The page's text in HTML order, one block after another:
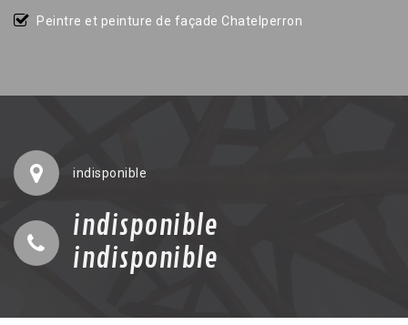
Peintre et peinture de façade Chatelperron
indisponible
indisponible
indisponible